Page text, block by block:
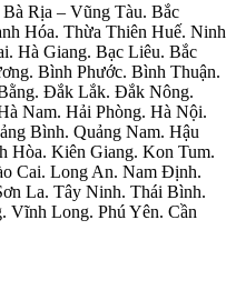
Rịa – Vũng Tàu. Bắc
Hóa. Thừa Thiên Huế. Ninh
Hà Giang. Bạc Liêu. Bắc
Bình Phước. Bình Thuận.
Đắk Lắk. Đắk Nông.
Nam. Hải Phòng. Hà Nội.
Bình. Quảng Nam. Hậu
Hòa. Kiên Giang. Kon Tum.
Cai. Long An. Nam Định.
La. Tây Ninh. Thái Bình.
Vĩnh Long. Phú Yên. Cần